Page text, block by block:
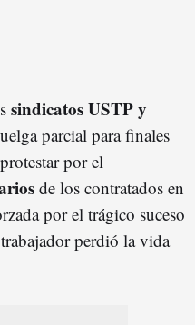
sindicatos USTP y
parcial para finales
por el
de los contratados en
por el trágico suceso
perdió la vida